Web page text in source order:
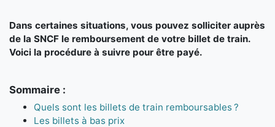
Dans certaines situations, vous pouvez solliciter auprès
de la SNCF le remboursement de votre billet de train.
Voici la procédure à suivre pour être payé.
Sommaire :
Quels sont les billets de train remboursables ?
Les billets à bas prix